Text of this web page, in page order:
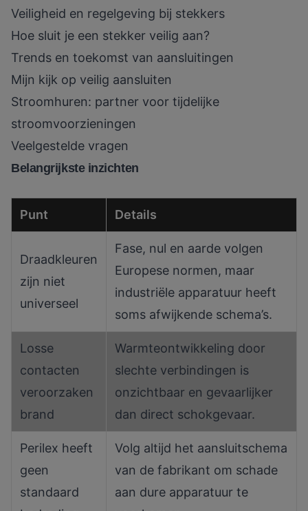
Veiligheid en regelgeving bij stekkers
Hoe sluit je een stekker veilig aan?
Trends en toekomst van aansluitingen
Mijn kijk op veilig aansluiten
Stroomhuren: partner voor tijdelijke
stroomvoorzieningen
Veelgestelde vragen
Belangrijkste inzichten
Punt Details
Draadkleuren
zijn niet
universeel
Fase, nul en aarde volgen
Europese normen, maar
industriële apparatuur heeft
soms afwijkende schema’s.
Losse
contacten
veroorzaken
brand
Warmteontwikkeling door
slechte verbindingen is
onzichtbaar en gevaarlijker
dan direct schokgevaar.
Perilex heeft
geen
standaard
Volg altijd het aansluitschema
van de fabrikant om schade
aan dure apparatuur te